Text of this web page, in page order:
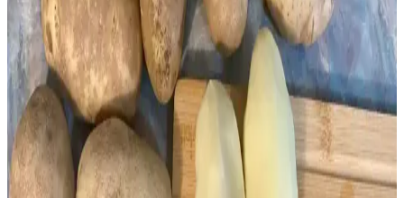
Toplu Alım ve Dondurarak Saklama Yöntemleri:
Ekmek, Süt ve Diğer Gıdaların Korunması
Toplu alım sonrası ekmek, süt ve diğer gıdaların dondurularak
saklanması, tazelik ve lezzetin korunmasını sağlar. Doğru
yöntemlerle maliyetler düşürülür, bozulma önlenir ve kullanım
kolaylığı artar.
Dondurulmuş Yaban Mersinleriyle Çeşitlendirilmiş
Tatlı ve Tuzlu Tarifler Rehberi